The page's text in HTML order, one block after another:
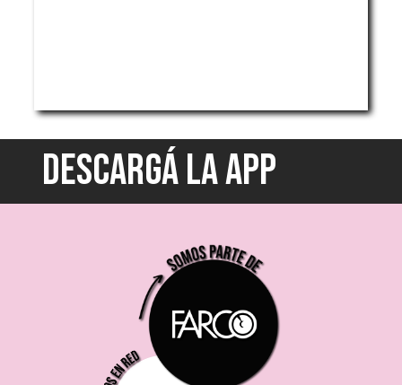
DESCARGÁ LA APP